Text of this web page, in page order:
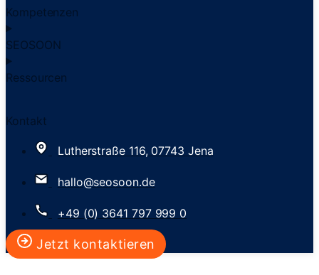
Kompetenzen
SEOSOON
Ressourcen
Kontakt
Lutherstraße 116, 07743 Jena
hallo@seosoon.de
+49 (0) 3641 797 999 0
Jetzt kontaktieren